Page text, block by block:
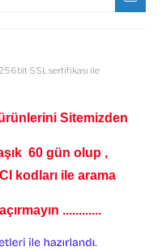
SSL sertifikası ile
Sitemizden
60 gün olup ,
kodları ile arama
............
e-